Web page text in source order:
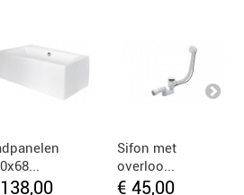
Sifon met
overloo...
€ 45,00